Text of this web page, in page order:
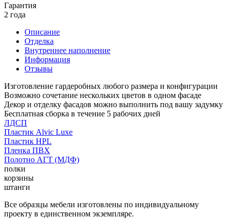
Гарантия
2 года
Описание
Отделка
Внутреннее наполнение
Информация
Отзывы
Изготовление гардеробных любого размера и конфигурации
Возможно сочетание нескольких цветов в одном фасаде
Декор и отделку фасадов можно выполнить под вашу задумку
Бесплатная сборка в течение 5 рабочих дней
ЛДСП
Пластик Alvic Luxe
Пластик HPL
Пленка ПВХ
Полотно АГТ (МДФ)
полки
корзины
штанги
Все образцы мебели изготовлены по индивидуальному
проекту в единственном экземпляре.